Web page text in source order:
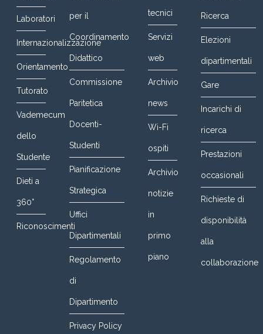
Laboratori
Internazionalizzazione
Orientamento
Tutorato
Vademecum
dello
Studente
Dieti a
360°
Riconoscimenti
per il
Coordinamento
Didattico
Commissione
Paritetica
Docenti-
Studenti
Pianificazione
Strategica
Uffici
Dipartimentali
Regolamento
di
Dipartimento
Privacy Policy
tecnici
Servizi
web
Archivio
news
Wi-Fi
ospiti
Archivio
notizie
in
primo
piano
Ricerca
Elezioni
dipartimentali
Gare
Incarichi di
ricerca
Prestazioni
occasionali
Richieste di
disponibilità
alla
collaborazione